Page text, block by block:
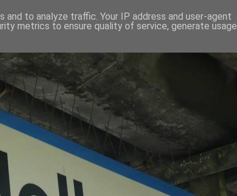
to analyze traffic. Your IP address and user-agent
metrics to ensure quality of service, generate usage